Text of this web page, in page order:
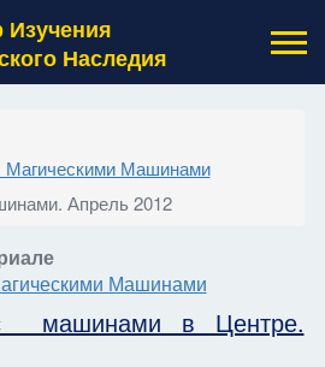
Изучения
Наследия
Магическими Машинами
Апрель 2012
Машинами
машинами в Центре.